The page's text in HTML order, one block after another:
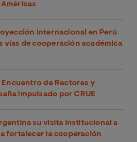
internacional en Perú
vías de cooperación académica
de Rectores y
impulsado por CRUE
su visita institucional a
fortalecer la cooperación